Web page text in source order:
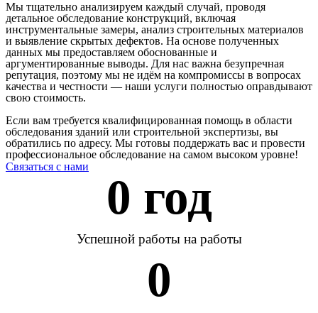
Мы тщательно анализируем каждый случай, проводя
детальное обследование конструкций, включая
инструментальные замеры, анализ строительных материалов
и выявление скрытых дефектов. На основе полученных
данных мы предоставляем обоснованные и
аргументированные выводы. Для нас важна безупречная
репутация, поэтому мы не идём на компромиссы в вопросах
качества и честности — наши услуги полностью оправдывают
свою стоимость.
Если вам требуется квалифицированная помощь в области
обследования зданий или строительной экспертизы, вы
обратились по адресу. Мы готовы поддержать вас и провести
профессиональное обследование на самом высоком уровне!
Связаться с нами
0 год
Успешной работы на работы
0